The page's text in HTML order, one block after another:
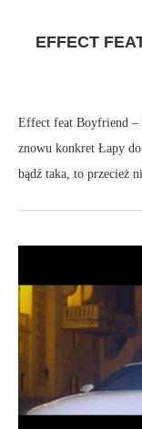
EFFECT
Effect feat Boyfriend –
znowu konkret Łapy
bądź taka, to przecież